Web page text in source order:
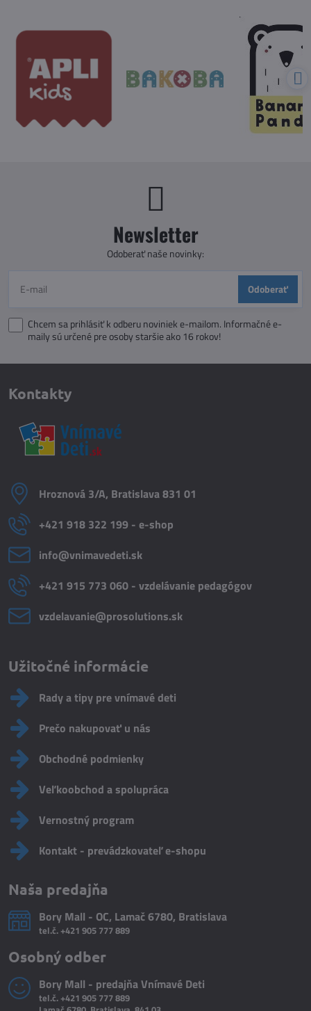
Newsletter
Odoberať naše novinky:
Odoberať
Chcem sa prihlásiť k odberu noviniek e-mailom. Informačné e-
maily sú určené pre osoby staršie ako 16 rokov!
Kontakty
Hroznová 3/A, Bratislava 831 01
+421 918 322 199 - e-shop
info​@vnimavedeti​.sk
+421 915 773 060 - vzdelávanie pedagógov
vzdelavanie​@prosolutions​.sk
Užitočné informácie
Rady a tipy pre vnímavé deti
Prečo nakupovať u nás
Obchodné podmienky
Veľkoobchod a spolupráca
Vernostný program
Kontakt - prevádzkovateľ e-shopu
Naša predajňa
Bory Mall - OC, Lamač 6780, Bratislava
tel.č.+421 905 777 889
Osobný odber
Bory Mall - predajňa Vnímavé Deti
tel.č.+421 905 777 889